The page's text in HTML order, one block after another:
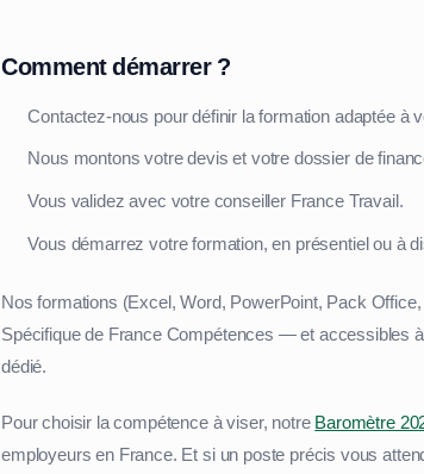
Comment démarrer ?
Contactez-nous pour définir la formation adaptée à
Nous montons votre devis et votre dossier de
Vous validez avec votre conseiller France Travail.
Vous démarrez votre formation, en présentiel ou à
Nos formations (Excel, Word, PowerPoint, Pack
Spécifique de France Compétences — et accessibles
dédié.
Pour choisir la compétence à viser, notre Baromètre
employeurs en France. Et si un poste précis vous